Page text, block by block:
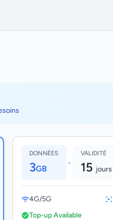
DONNÉES
3GB •
VALIDITÉ
15 jours
4G/5G
Top-up Available